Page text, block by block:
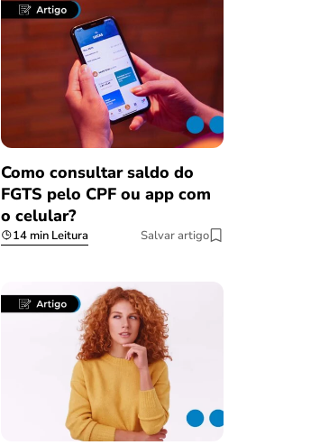
Como consultar saldo do
FGTS pelo CPF ou app com
o celular?
14 min Leitura Salvar artigo